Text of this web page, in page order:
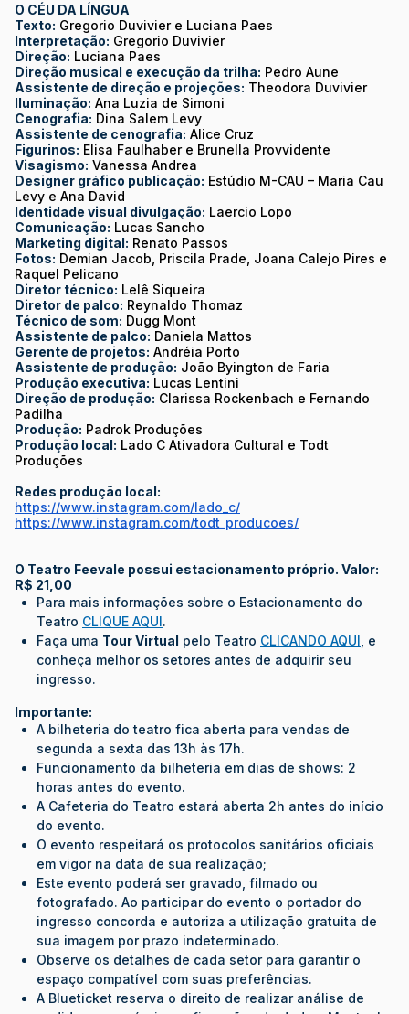
O CÉU DA LÍNGUA
Texto: Gregorio Duvivier e Luciana Paes
Interpretação: Gregorio Duvivier
Direção: Luciana Paes
Direção musical e execução da trilha: Pedro Aune
Assistente de direção e projeções: Theodora Duvivier
Iluminação: Ana Luzia de Simoni
Cenografia: Dina Salem Levy
Assistente de cenografia: Alice Cruz
Figurinos: Elisa Faulhaber e Brunella Provvidente
Visagismo: Vanessa Andrea
Designer gráfico publicação: Estúdio M-CAU – Maria Cau
Levy e Ana David
Identidade visual divulgação: Laercio Lopo
Comunicação: Lucas Sancho
Marketing digital: Renato Passos
Fotos: Demian Jacob, Priscila Prade, Joana Calejo Pires e
Raquel Pelicano
Diretor técnico: Lelê Siqueira
Diretor de palco: Reynaldo Thomaz
Técnico de som: Dugg Mont
Assistente de palco: Daniela Mattos
Gerente de projetos: Andréia Porto
Assistente de produção: João Byington de Faria
Produção executiva: Lucas Lentini
Direção de produção: Clarissa Rockenbach e Fernando
Padilha
Produção: Padrok Produções
Produção local: Lado C Ativadora Cultural e Todt
Produções
Redes produção local:
https://www.instagram.com/lado_c/
https://www.instagram.com/todt_producoes/
O Teatro Feevale possui estacionamento próprio. Valor:
R$ 21,00
Para mais informações sobre o Estacionamento do
Teatro CLIQUE AQUI.
Faça uma Tour Virtual pelo Teatro CLICANDO AQUI , e
conheça melhor os setores antes de adquirir seu
ingresso.
Importante:
A bilheteria do teatro fica aberta para vendas de
segunda a sexta das 13h às 17h.
Funcionamento da bilheteria em dias de shows: 2
horas antes do evento.
A Cafeteria do Teatro estará aberta 2h antes do início
do evento.
O evento respeitará os protocolos sanitários oficiais
em vigor na data de sua realização;
Este evento poderá ser gravado, filmado ou
fotografado. Ao participar do evento o portador do
ingresso concorda e autoriza a utilização gratuita de
sua imagem por prazo indeterminado.
Observe os detalhes de cada setor para garantir o
espaço compatível com suas preferências.
A Blueticket reserva o direito de realizar análise de